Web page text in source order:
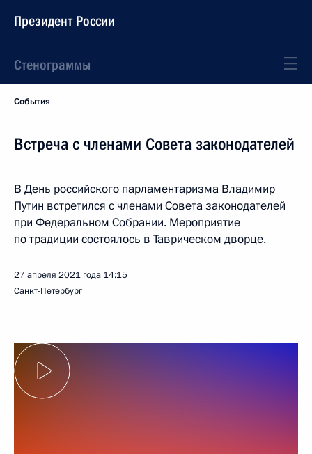
Президент России
Стенограммы
События
Встреча с членами Совета законодателей
В День российского парламентаризма Владимир
Путин встретился с членами Совета законодателей
при Федеральном Собрании. Мероприятие
по традиции состоялось в Таврическом дворце.
27 апреля 2021 года 14:15
Санкт-Петербург